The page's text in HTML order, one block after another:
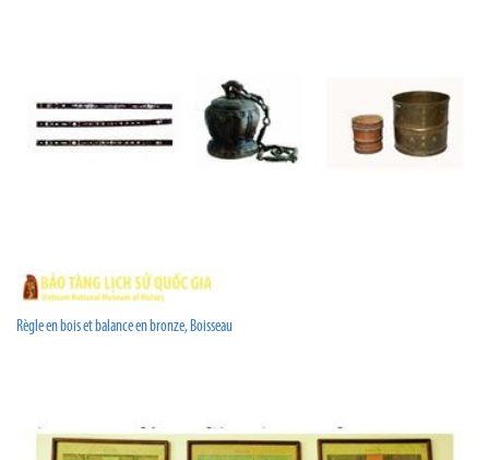
Règle en bois et balance en bronze, Boisseau